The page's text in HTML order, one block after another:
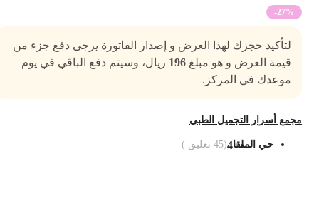
-27%
لتأكيد حجزك لهذا العرض و إصدار الفاتورة يرجى دفع جزء من
قيمة العرض و هو مبلغ196 ريال، وسيتم دفع الباقي في يوم
موعدك في المركز.
أسرار التجميل الطبي
حي الملقا 4
(
45تعليق )